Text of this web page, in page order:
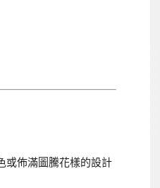
或佈滿圖騰花樣的設計